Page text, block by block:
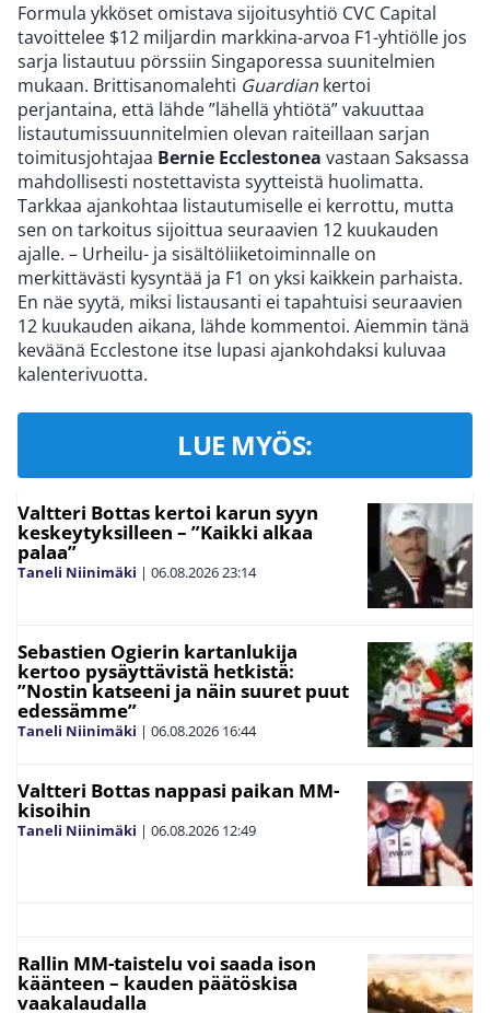
Formula ykköset omistava sijoitusyhtiö CVC Capital
tavoittelee $12 miljardin markkina-arvoa F1-yhtiölle jos
sarja listautuu pörssiin Singaporessa suunitelmien
mukaan. Brittisanomalehti Guardian kertoi
perjantaina, että lähde ”lähellä yhtiötä” vakuuttaa
listautumissuunnitelmien olevan raiteillaan sarjan
toimitusjohtajaa Bernie Ecclestonea vastaan Saksassa
mahdollisesti nostettavista syytteistä huolimatta.
Tarkkaa ajankohtaa listautumiselle ei kerrottu, mutta
sen on tarkoitus sijoittua seuraavien 12 kuukauden
ajalle. – Urheilu- ja sisältöliiketoiminnalle on
merkittävästi kysyntää ja F1 on yksi kaikkein parhaista.
En näe syytä, miksi listausanti ei tapahtuisi seuraavien
12 kuukauden aikana, lähde kommentoi. Aiemmin tänä
keväänä Ecclestone itse lupasi ajankohdaksi kuluvaa
kalenterivuotta.
LUE MYÖS:
Valtteri Bottas kertoi karun syyn
keskeytyksilleen – ”Kaikki alkaa
palaa”
Taneli Niinimäki | 06.08.202623:14
Sebastien Ogierin kartanlukija
kertoo pysäyttävistä hetkistä:
”Nostin katseeni ja näin suuret puut
edessämme”
Taneli Niinimäki | 06.08.2026 16:44
Valtteri Bottas nappasi paikan MM-
kisoihin
Taneli Niinimäki | 06.08.2026 12:49
Rallin MM-taistelu voi saada ison
käänteen – kauden päätöskisa
vaakalaudalla